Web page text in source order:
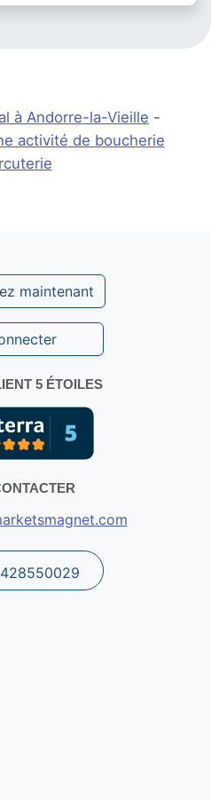
à Andorre-la-Vieille -
activité de boucherie
maintenant
5 ÉTOILES